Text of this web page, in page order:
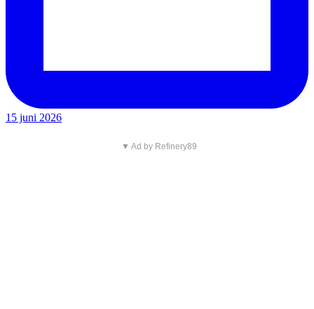
15 juni 2026
▼ Ad by Refinery89